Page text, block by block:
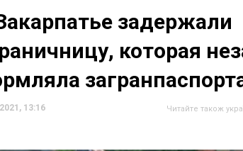
задержали
которая
13:16 Читайте також